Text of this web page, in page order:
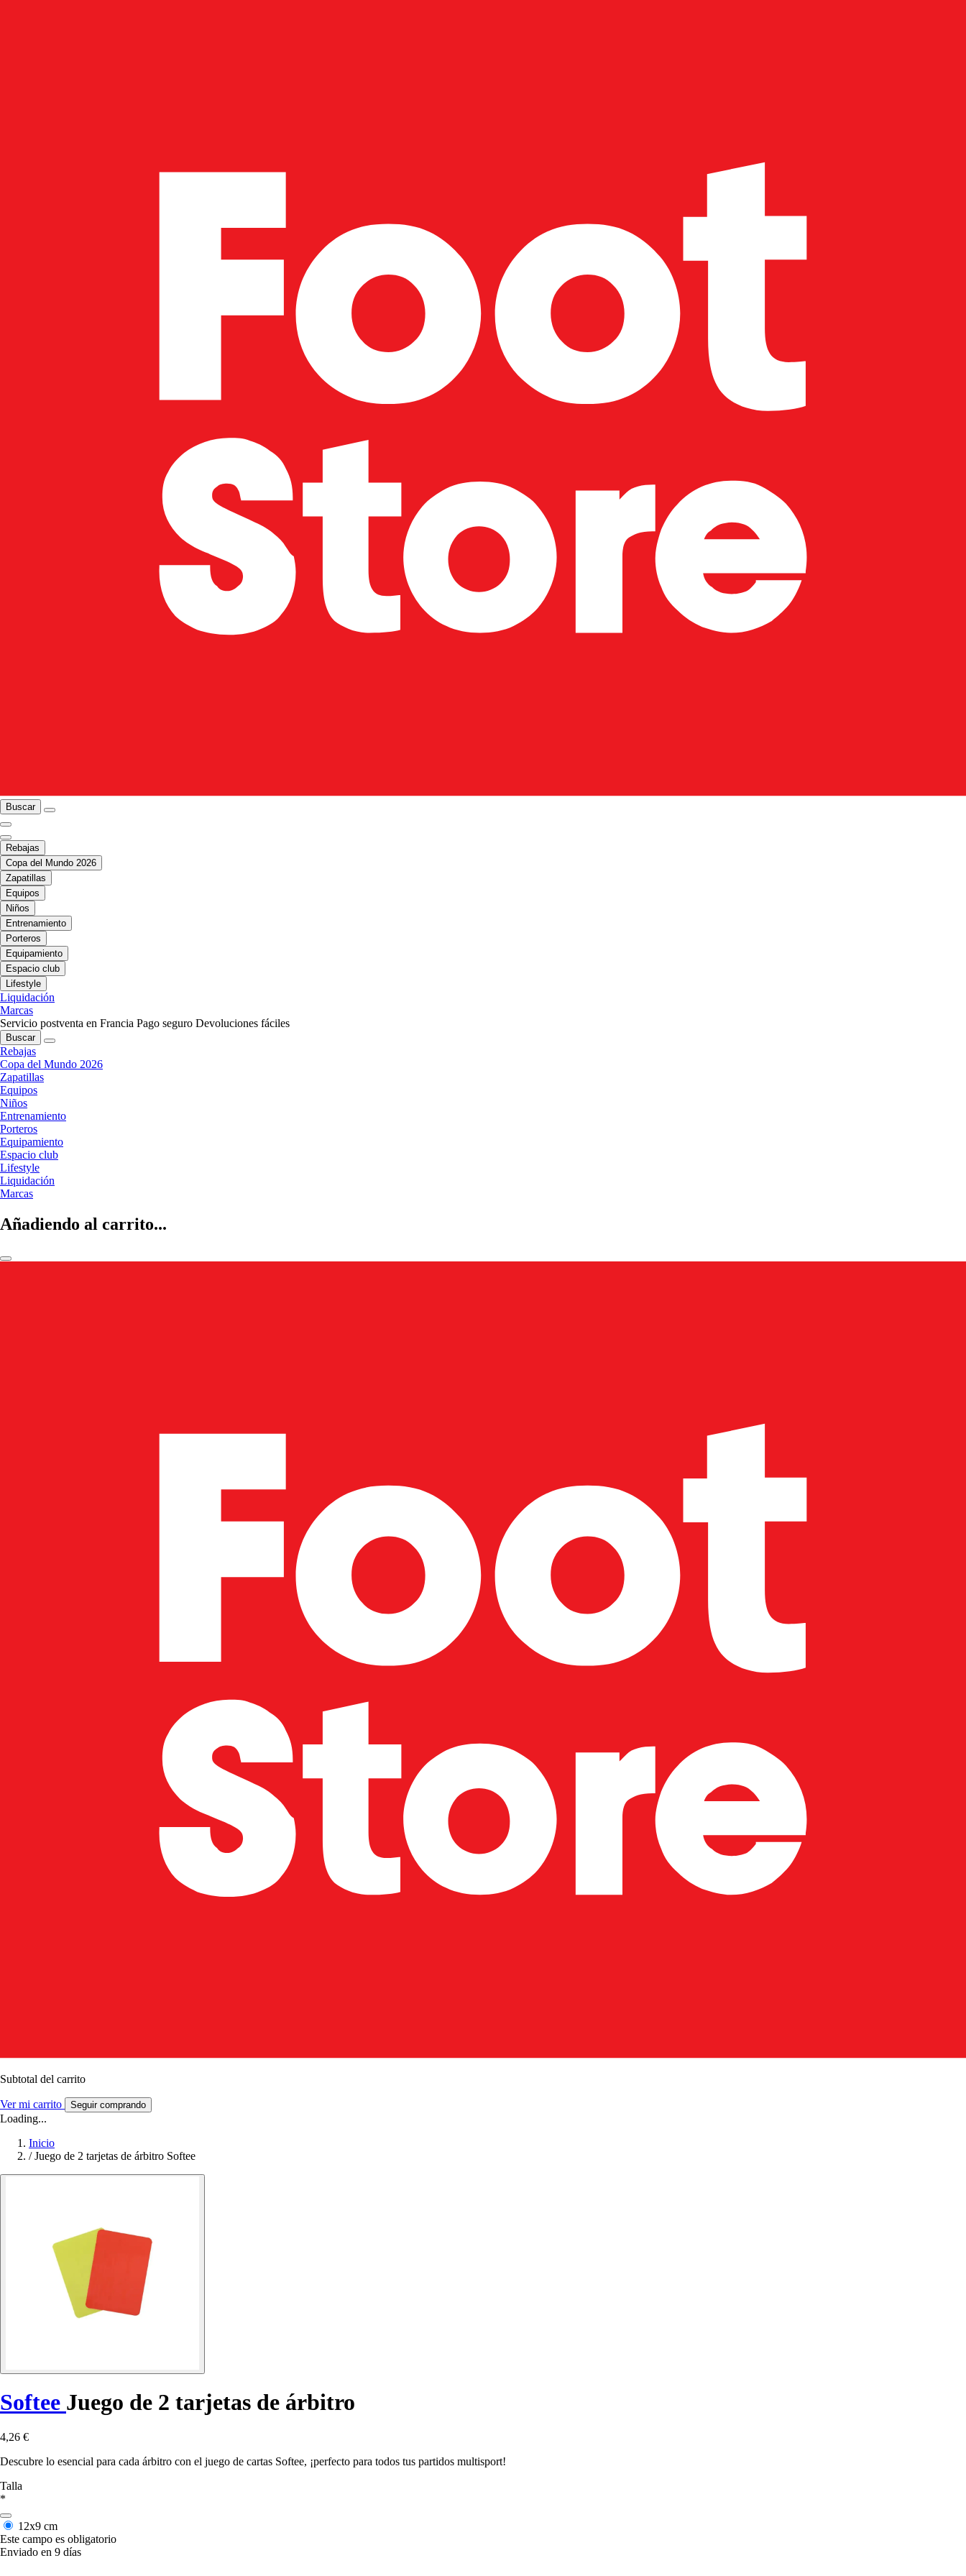
Buscar
Rebajas
Copa del Mundo 2026
Zapatillas
Equipos
Niños
Entrenamiento
Porteros
Equipamiento
Espacio club
Lifestyle
Liquidación
Marcas
Servicio postventa en Francia Pago seguro Devoluciones fáciles
Buscar
Rebajas
Copa del Mundo 2026
Zapatillas
Equipos
Niños
Entrenamiento
Porteros
Equipamiento
Espacio club
Lifestyle
Liquidación
Marcas
Añadiendo al carrito...
Subtotal del carrito
Ver mi carrito Seguir comprando
Loading...
Inicio
/ Juego de 2 tarjetas de árbitro Softee
Softee Juego de 2 tarjetas de árbitro
4,26 €
Descubre lo esencial para cada árbitro con el juego de cartas Softee, ¡perfecto para todos tus partidos multisport!
Talla
*
12x9 cm
Este campo es obligatorio
Enviado en 9 días